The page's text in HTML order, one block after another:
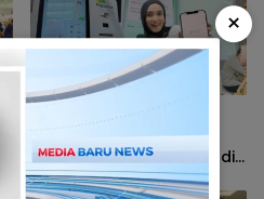
Danantara, Pegadaian
Cetak Kinerja Gemilang di
Semester 1 Tahun 2026
×